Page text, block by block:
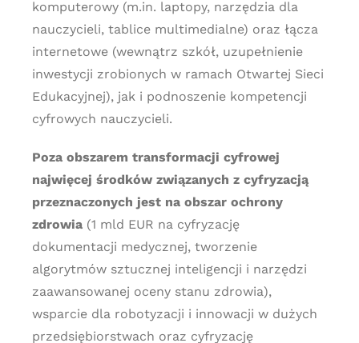
komputerowy (m.in. laptopy, narzędzia dla
nauczycieli, tablice multimedialne) oraz łącza
internetowe (wewnątrz szkół, uzupełnienie
inwestycji zrobionych w ramach Otwartej Sieci
Edukacyjnej), jak i podnoszenie kompetencji
cyfrowych nauczycieli.
Poza obszarem transformacji cyfrowej
najwięcej środków związanych z cyfryzacją
przeznaczonych jest na obszar ochrony
zdrowia(1 mld EUR na cyfryzację
dokumentacji medycznej, tworzenie
algorytmów sztucznej inteligencji i narzędzi
zaawansowanej oceny stanu zdrowia),
wsparcie dla robotyzacji i innowacji w dużych
przedsiębiorstwach oraz cyfryzację